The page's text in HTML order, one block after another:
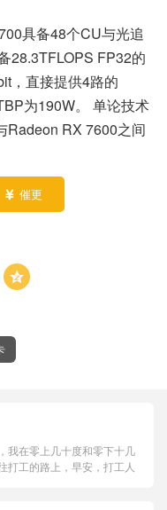
具备48个CU与光追
28.3TFLOPS FP32的
，直接提供4路的
为190W。 单论技术
Radeon RX 7600之间
 催更

我在零上几十度和零下十几
打工的路上，早安，打工人